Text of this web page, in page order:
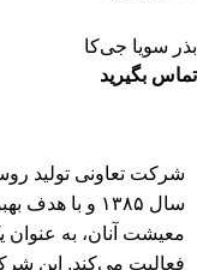
بذر سویا جی‌کا
تماس بگیرید
شرکت تعاونی تولید
سال ۱۳۸۵ و
معیشت آنان، به عنوان
فعالیت می‌کند. این